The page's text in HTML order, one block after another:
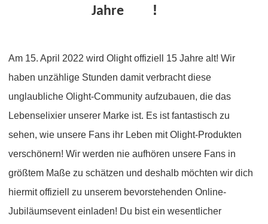
Jahre
!
Am 15. April 2022 wird Olight offiziell 15 Jahre alt! Wir
haben unzählige Stunden damit verbracht diese
unglaubliche Olight-Community aufzubauen, die das
Lebenselixier unserer Marke ist. Es ist fantastisch zu
sehen, wie unsere Fans ihr Leben mit Olight-Produkten
verschönern! Wir werden nie aufhören unsere Fans in
größtem Maße zu schätzen und deshalb möchten wir dich
hiermit offiziell zu unserem bevorstehenden Online-
Jubiläumsevent einladen! Du bist ein wesentlicher